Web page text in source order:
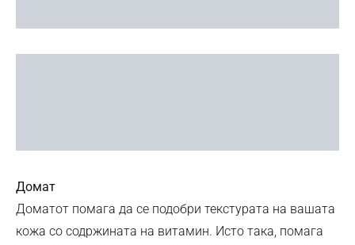
Домат
Доматот помага да се подобри текстурата на вашата
кожа со содржината на витамин. Исто така, помага